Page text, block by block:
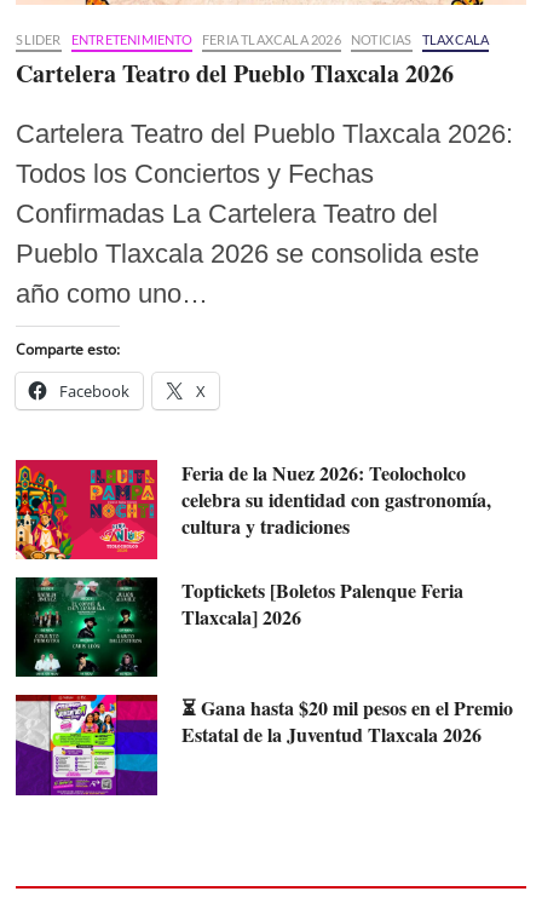
SLIDER ENTRETENIMIENTO FERIA TLAXCALA 2026 NOTICIAS TLAXCALA
Cartelera Teatro del Pueblo Tlaxcala 2026
Cartelera Teatro del Pueblo Tlaxcala 2026:
Todos los Conciertos y Fechas
Confirmadas La Cartelera Teatro del
Pueblo Tlaxcala 2026 se consolida este
año como uno…
Comparte esto:
Facebook X
Feria de la Nuez 2026: Teolocholco
celebra su identidad con gastronomía,
cultura y tradiciones
Toptickets [Boletos Palenque Feria
Tlaxcala] 2026
⏳ Gana hasta $20 mil pesos en el Premio
Estatal de la Juventud Tlaxcala 2026